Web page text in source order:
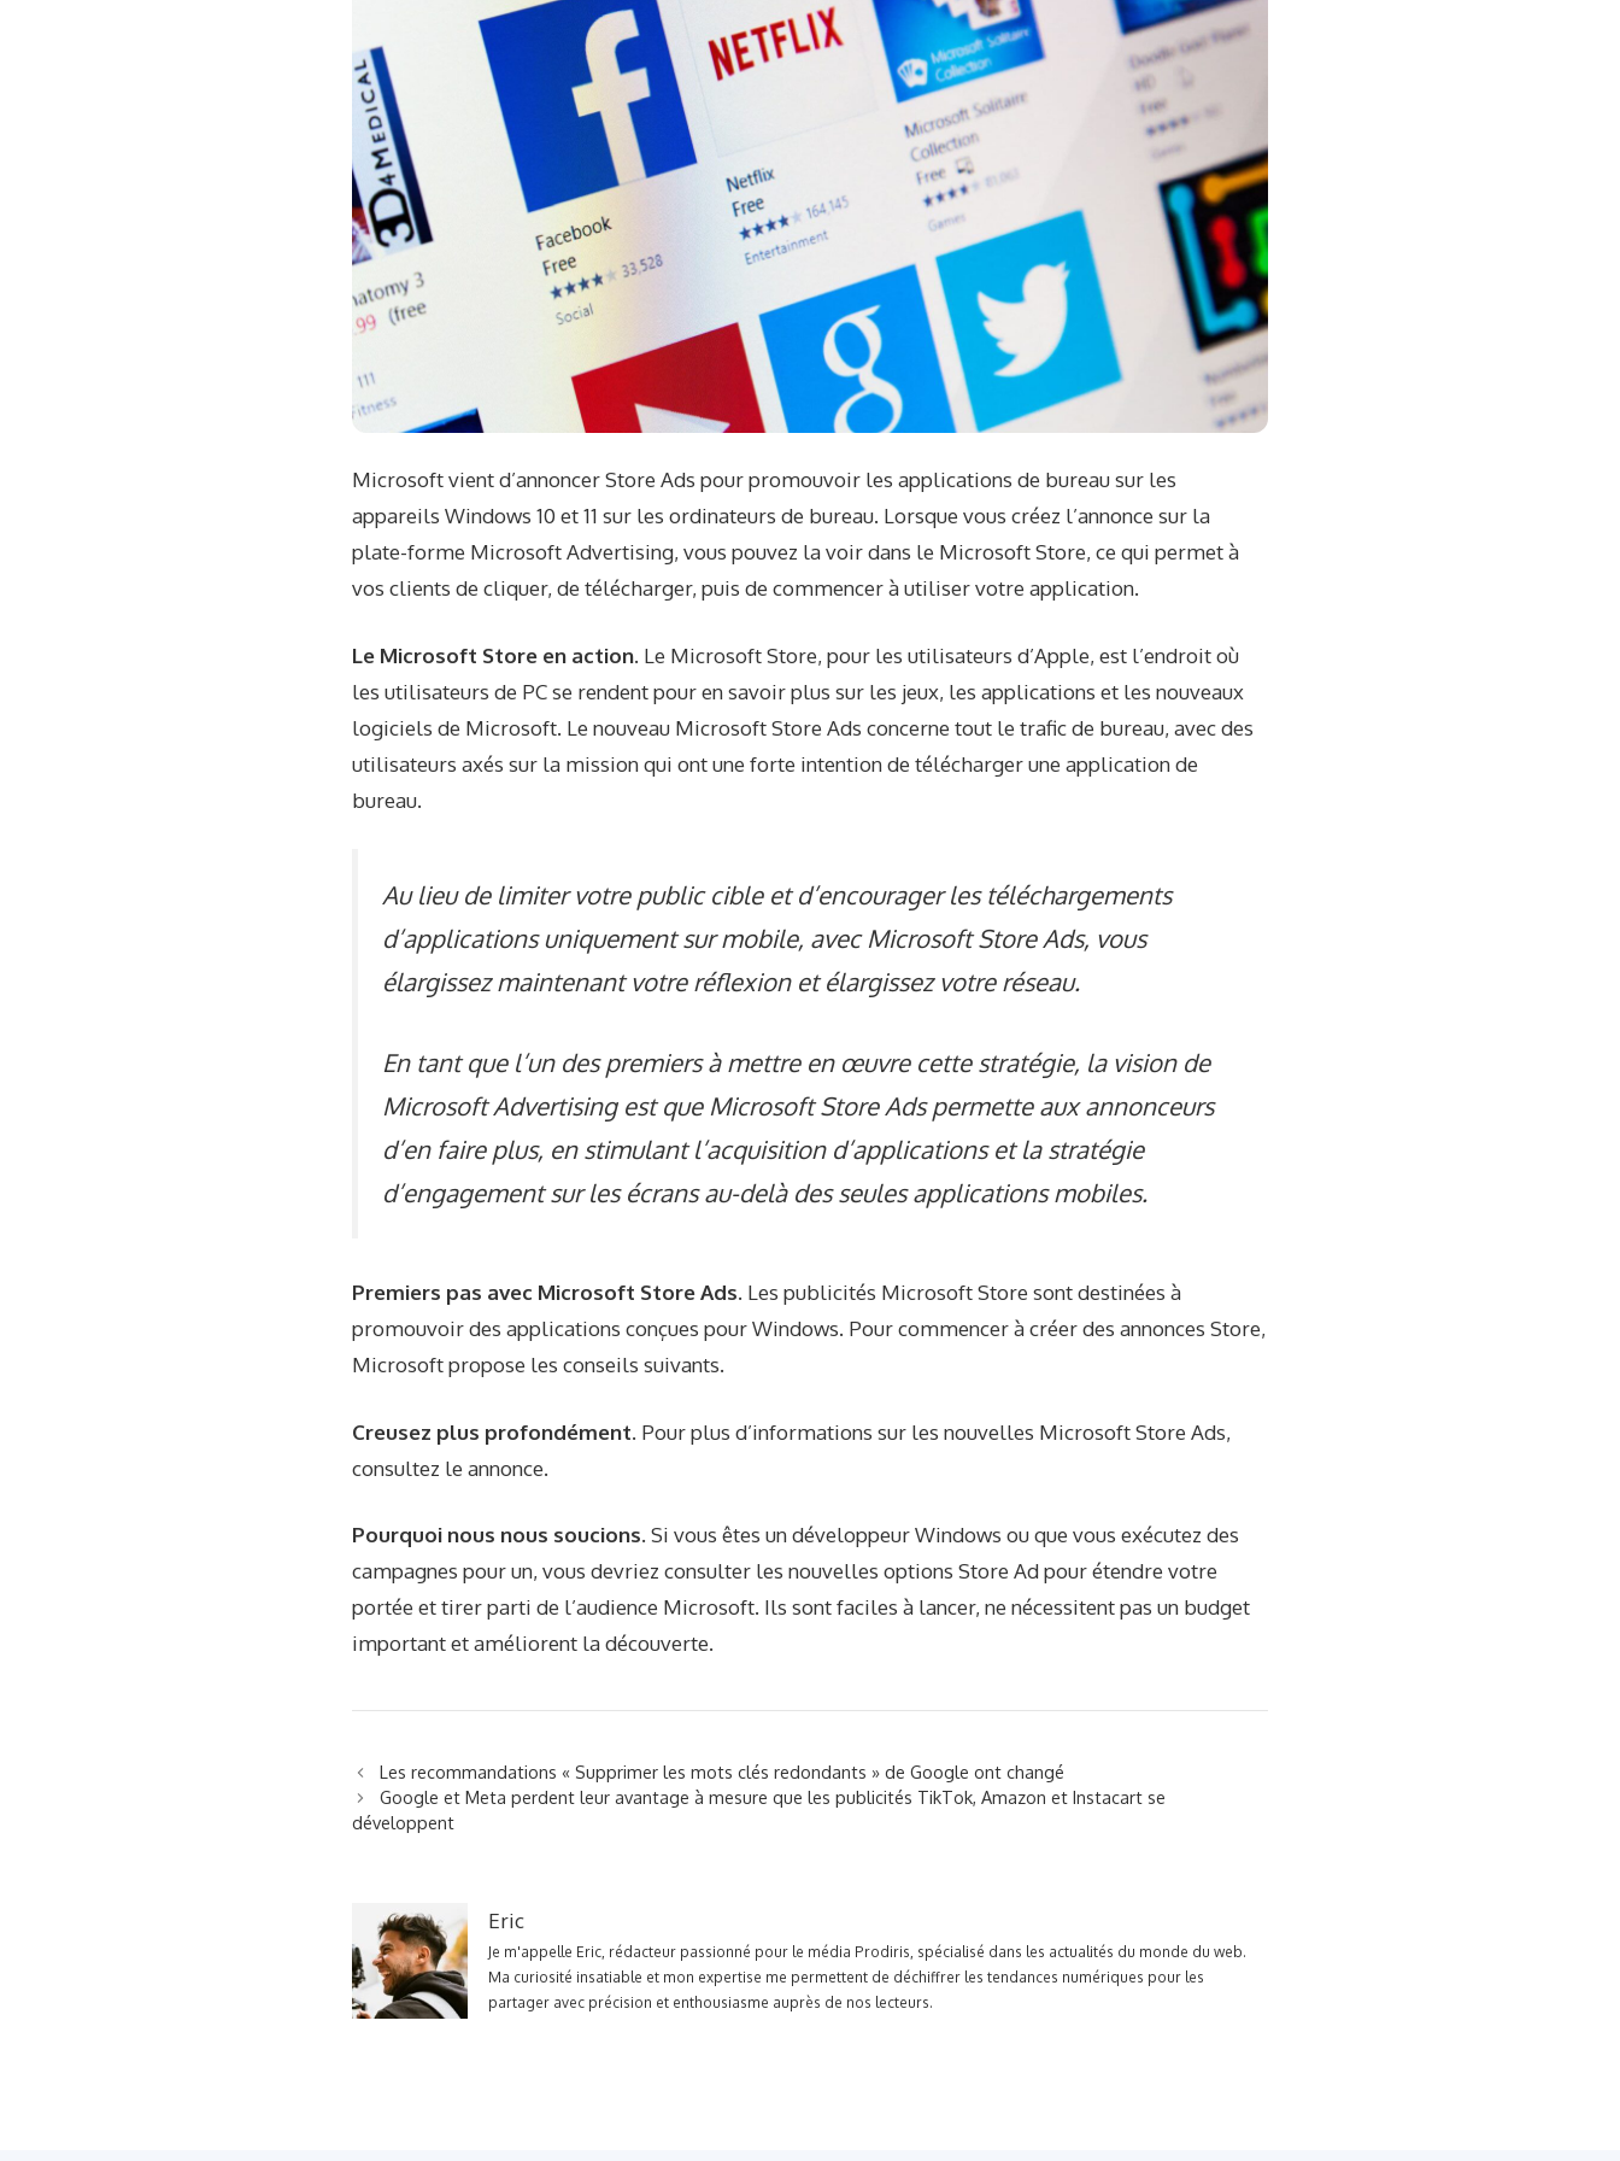
Microsoft vient d’annoncer Store Ads pour promouvoir les applications de bureau sur les
appareils Windows 10 et 11 sur les ordinateurs de bureau. Lorsque vous créez l’annonce sur la
plate-forme Microsoft Advertising, vous pouvez la voir dans le Microsoft Store, ce qui permet à
vos clients de cliquer, de télécharger, puis de commencer à utiliser votre application.
Le Microsoft Store en action. Le Microsoft Store, pour les utilisateurs d’Apple, est l’endroit où
les utilisateurs de PC se rendent pour en savoir plus sur les jeux, les applications et les nouveaux
logiciels de Microsoft. Le nouveau Microsoft Store Ads concerne tout le trafic de bureau, avec des
utilisateurs axés sur la mission qui ont une forte intention de télécharger une application de
bureau.
Au lieu de limiter votre public cible et d’encourager les téléchargements
d’applications uniquement sur mobile, avec Microsoft Store Ads, vous
élargissez maintenant votre réflexion et élargissez votre réseau.
En tant que l’un des premiers à mettre en œuvre cette stratégie, la vision de
Microsoft Advertising est que Microsoft Store Ads permette aux annonceurs
d’en faire plus, en stimulant l’acquisition d’applications et la stratégie
d’engagement sur les écrans au-delà des seules applications mobiles.
Premiers pas avec Microsoft Store Ads. Les publicités Microsoft Store sont destinées à
promouvoir des applications conçues pour Windows. Pour commencer à créer des annonces Store,
Microsoft propose les conseils suivants.
Creusez plus profondément. Pour plus d’informations sur les nouvelles Microsoft Store Ads,
consultez le annonce.
Pourquoi nous nous soucions. Si vous êtes un développeur Windows ou que vous exécutez des
campagnes pour un, vous devriez consulter les nouvelles options Store Ad pour étendre votre
portée et tirer parti de l’audience Microsoft. Ils sont faciles à lancer, ne nécessitent pas un budget
important et améliorent la découverte.
Les recommandations « Supprimer les mots clés redondants » de Google ont changé
Google et Meta perdent leur avantage à mesure que les publicités TikTok, Amazon et Instacart se
développent
Eric
Je m'appelle Eric, rédacteur passionné pour le média Prodiris, spécialisé dans les actualités du monde du web.
Ma curiosité insatiable et mon expertise me permettent de déchiffrer les tendances numériques pour les
partager avec précision et enthousiasme auprès de nos lecteurs.